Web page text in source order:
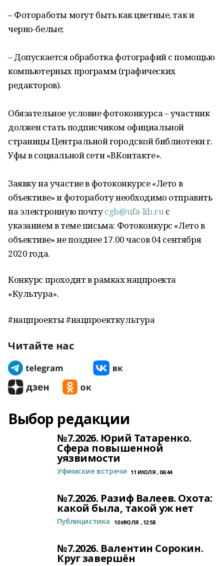
– Фотоработы могут быть как цветные, так и
черно-белые;
– Допускается обработка фотографий с помощью
компьютерных программ (графических
редакторов).
Обязательное условие фотоконкурса – участник
должен стать подписчиком официальной
страницы Центральной городской библиотеки г.
Уфы в социальной сети «ВКонтакте».
Заявку на участие в фотоконкурсе «Лето в
объективе» и фотоработу необходимо отправить
на электронную почтуcgb@ufa-lib.ruс
указанием в теме письма: Фотоконкурс «Лето в
объективе» не позднее 17.00 часов 04 сентября
2020 года.
Конкурс проходит в рамках нацпроекта
«Культура».
#нацпроекты #нацпроекткультура
Читайте нас
Выбор редакции
№7.2026. Юрий Татаренко.
Сфера повышенной
уязвимости
Уфимские встречи 11 ИЮЛЯ , 06:44
№7.2026. Разиф Валеев. Охота:
какой была, такой уж нет
Публицистика 10 ИЮЛЯ , 12:58
№7.2026. Валентин Сорокин.
Круг завершён